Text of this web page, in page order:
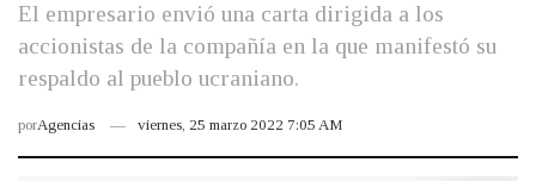
El empresario envió una carta dirigida a los
accionistas de la compañía en la que manifestó su
respaldo al pueblo ucraniano.
porAgencias viernes, 25 marzo 2022 7:05 AM